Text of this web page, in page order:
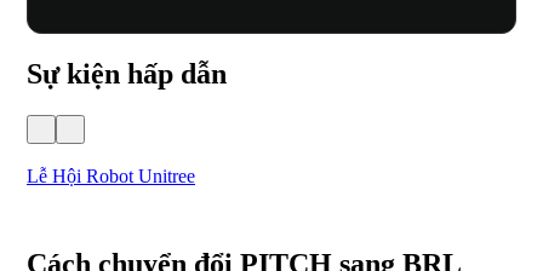
Sự kiện hấp dẫn
Lễ Hội Robot Unitree
Cách chuyển đổi PITCH sang BRL